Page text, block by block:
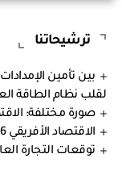
ترشيحاتنا
بين تأمين الإمدادات
لقلب نظام الطاقة
صورة مختلفة:
الاقتصاد الأفريقي 2026 في ظل التحديات: الصمود والمرونة
توقعات التجارة